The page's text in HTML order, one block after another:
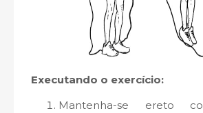
Executando o exercício:
Mantenha-se ereto